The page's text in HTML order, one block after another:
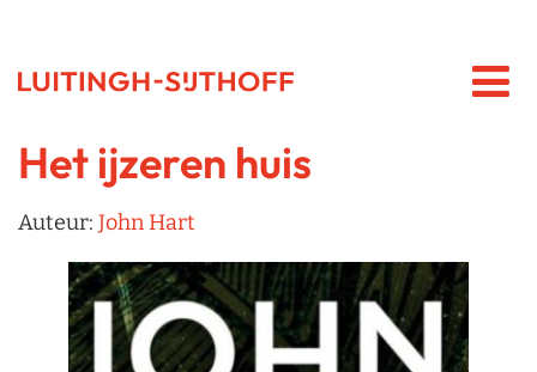
Het ijzeren huis
Auteur: John Hart